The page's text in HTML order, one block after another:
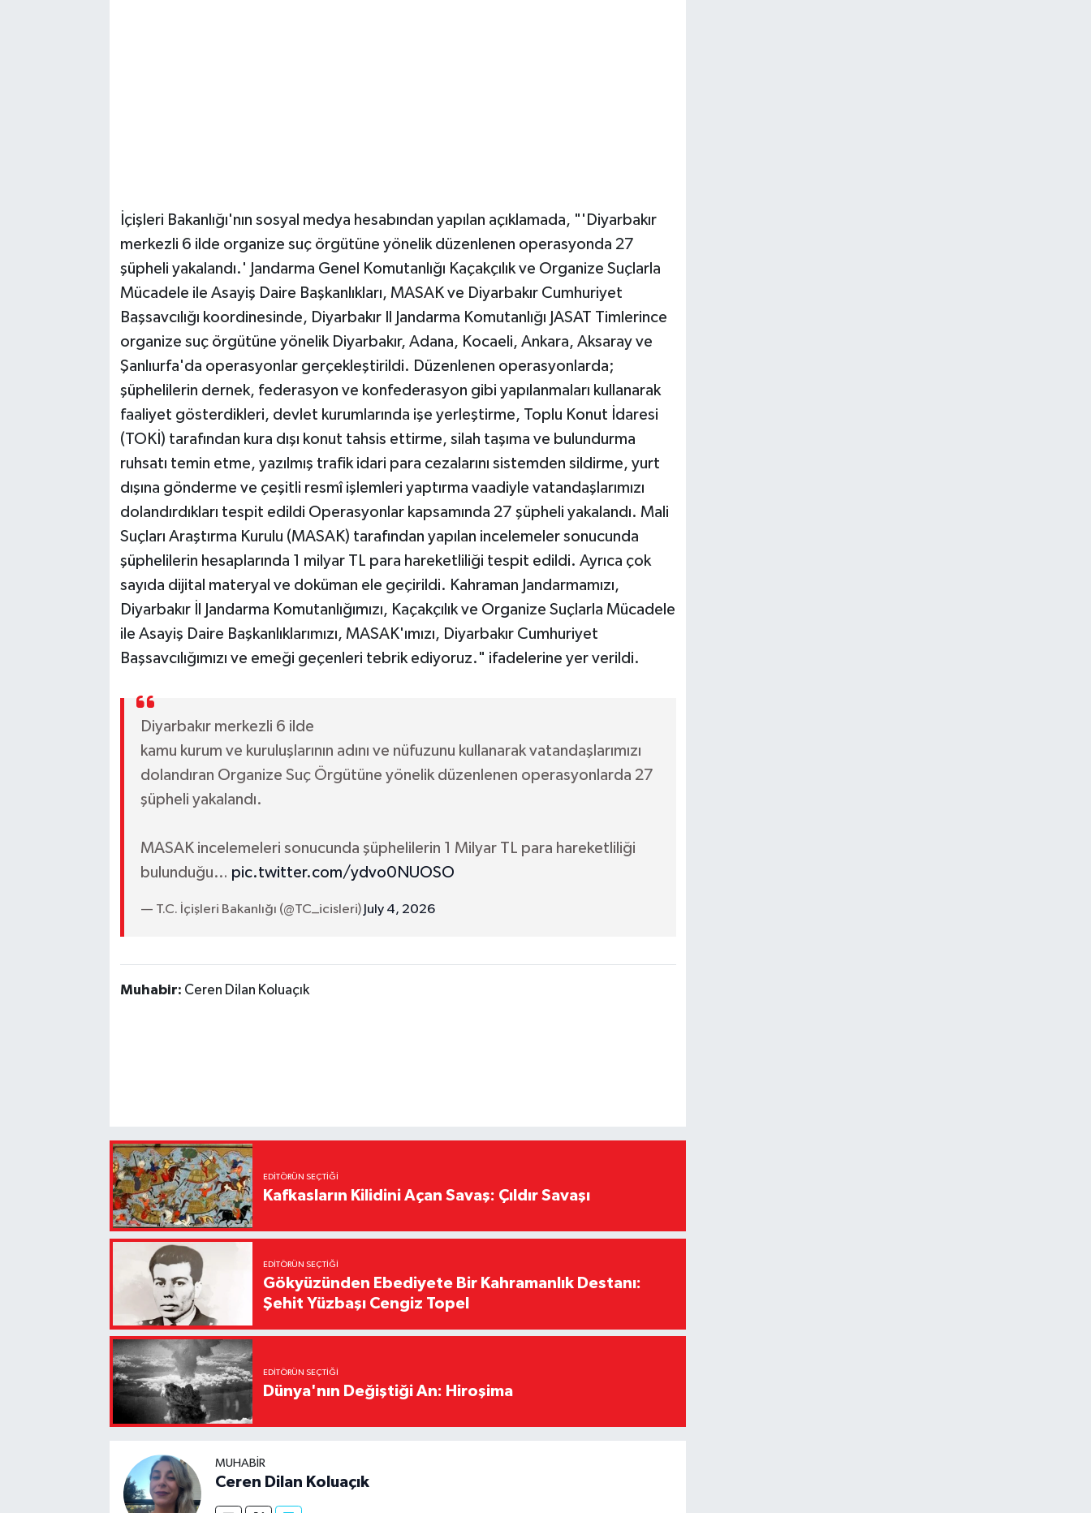
İçişleri Bakanlığı'nın sosyal medya hesabından yapılan açıklamada, "'Diyarbakır
merkezli 6 ilde organize suç örgütüne yönelik düzenlenen operasyonda 27
şüpheli yakalandı.' Jandarma Genel Komutanlığı Kaçakçılık ve Organize Suçlarla
Mücadele ile Asayiş Daire Başkanlıkları, MASAK ve Diyarbakır Cumhuriyet
Başsavcılığı koordinesinde, Diyarbakır Il Jandarma Komutanlığı JASAT Timlerince
organize suç örgütüne yönelik Diyarbakır, Adana, Kocaeli, Ankara, Aksaray ve
Şanlıurfa'da operasyonlar gerçekleştirildi. Düzenlenen operasyonlarda;
şüphelilerin dernek, federasyon ve konfederasyon gibi yapılanmaları kullanarak
faaliyet gösterdikleri, devlet kurumlarında işe yerleştirme, Toplu Konut İdaresi
(TOKİ) tarafından kura dışı konut tahsis ettirme, silah taşıma ve bulundurma
ruhsatı temin etme, yazılmış trafik idari para cezalarını sistemden sildirme, yurt
dışına gönderme ve çeşitli resmî işlemleri yaptırma vaadiyle vatandaşlarımızı
dolandırdıkları tespit edildi Operasyonlar kapsamında 27 şüpheli yakalandı. Mali
Suçları Araştırma Kurulu (MASAK) tarafından yapılan incelemeler sonucunda
şüphelilerin hesaplarında 1 milyar TL para hareketliliği tespit edildi. Ayrıca çok
sayıda dijital materyal ve doküman ele geçirildi. Kahraman Jandarmamızı,
Diyarbakır İl Jandarma Komutanlığımızı, Kaçakçılık ve Organize Suçlarla Mücadele
ile Asayiş Daire Başkanlıklarımızı, MASAK'ımızı, Diyarbakır Cumhuriyet
Başsavcılığımızı ve emeği geçenleri tebrik ediyoruz." ifadelerine yer verildi.
Diyarbakır merkezli 6 ilde
kamu kurum ve kuruluşlarının adını ve nüfuzunu kullanarak vatandaşlarımızı
dolandıran Organize Suç Örgütüne yönelik düzenlenen operasyonlarda 27
şüpheli yakalandı.
MASAK incelemeleri sonucunda şüphelilerin 1 Milyar TL para hareketliliği
bulunduğu… pic.twitter.com/ydvo0NUOSO
— T.C. İçişleri Bakanlığı (@TC_icisleri) July 4, 2026
Muhabir: Ceren Dilan Koluaçık
EDITÖRÜN SEÇTIĞI
Kafkasların Kilidini Açan Savaş: Çıldır Savaşı
EDITÖRÜN SEÇTIĞI
Gökyüzünden Ebediyete Bir Kahramanlık Destanı:
Şehit Yüzbaşı Cengiz Topel
EDITÖRÜN SEÇTIĞI
Dünya'nın Değiştiği An: Hiroşima
MUHABIR
Ceren Dilan Koluaçık